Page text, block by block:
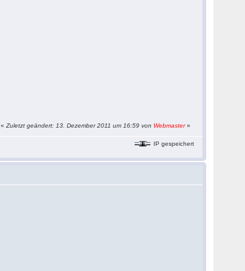
«Zuletzt geändert: 13. Dezember 2011 um 16:59 von Webmaster»
IP gespeichert